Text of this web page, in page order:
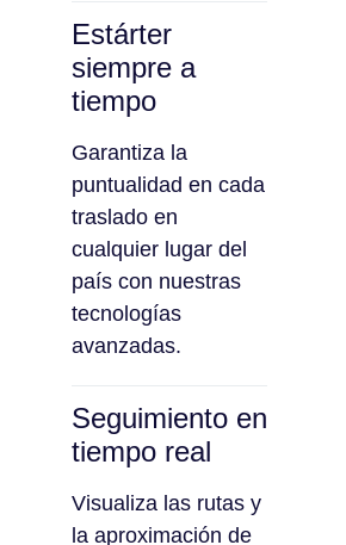
Estárter
siempre a
tiempo
Garantiza la
puntualidad en cada
traslado en
cualquier lugar del
país con nuestras
tecnologías
avanzadas.
Seguimiento en
tiempo real
Visualiza las rutas y
la aproximación de